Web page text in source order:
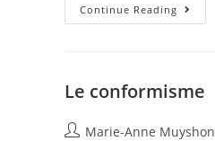
Continue Reading
Le conformisme
Marie-Anne